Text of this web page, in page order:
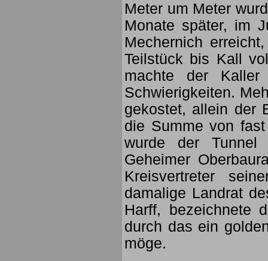
Meter um Meter
Monate später, im
Mechernich
Teilstück bis Kall
machte der Kaller
Schwierigkeiten.
gekostet, allein der
die Summe von
wurde der Tunnel
Geheimer
Kreisvertreter
damalige Landrat
Harff, bezeichnete
durch das ein
möge.